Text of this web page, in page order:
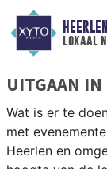
lokaal
UITGAAN IN
Wat is er te
met
Heerlen en